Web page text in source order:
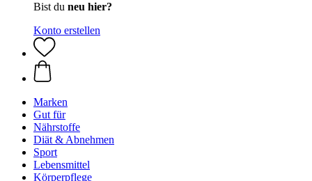
Bist du neu hier?
Konto erstellen
Marken
Gut für
Nährstoffe
Diät & Abnehmen
Sport
Lebensmittel
Körperpflege